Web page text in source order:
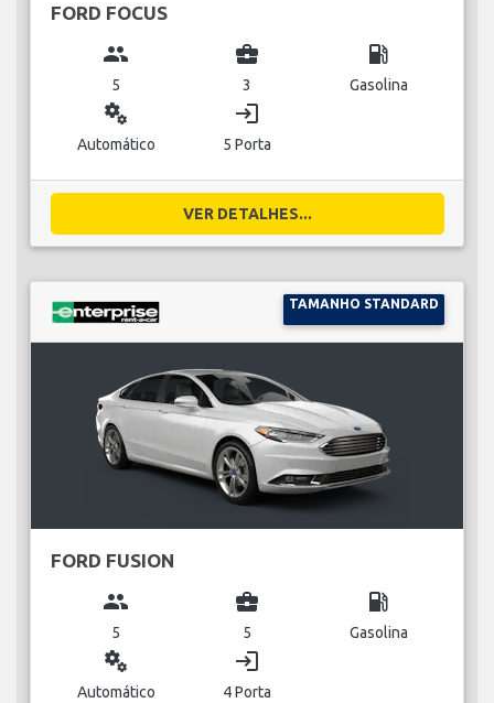
FORD FOCUS
group
5
business_center
3
local_gas_station
Gasolina
miscellaneous_services
Automático
login
5 Porta
VER DETALHES...
TAMANHO STANDARD
FORD FUSION
group
5
business_center
5
local_gas_station
Gasolina
miscellaneous_services
Automático
login
4 Porta